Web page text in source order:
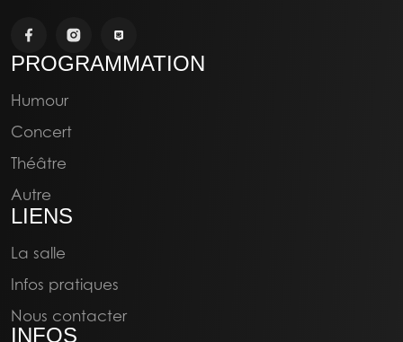
PROGRAMMATION
Humour
Concert
Théâtre
Autre
LIENS
La salle
Infos pratiques
Nous contacter
INFOS